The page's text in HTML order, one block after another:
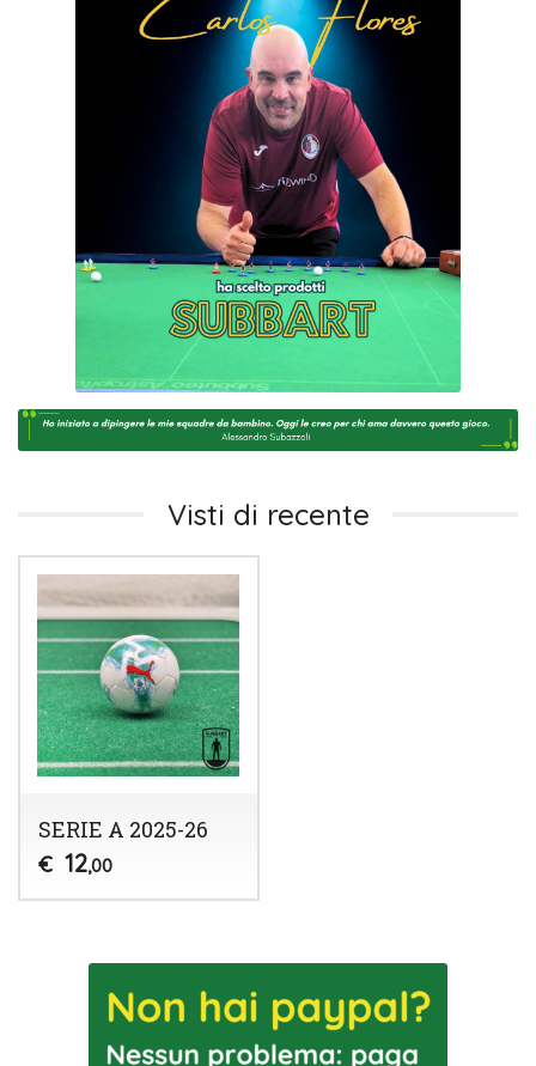
Visti di recente
SERIE A 2025-26
€ 12,00